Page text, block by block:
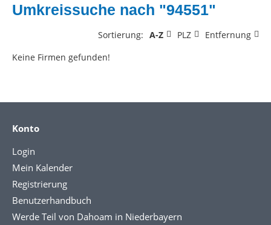
Umkreissuche nach "94551"
Sortierung: A-Z PLZ
Entfernung
Keine Firmen gefunden!
Konto
Login
Mein Kalender
Registrierung
Benutzerhandbuch
Werde Teil von Dahoam in Niederbayern